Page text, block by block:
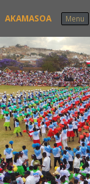
AKAMASOA Menu